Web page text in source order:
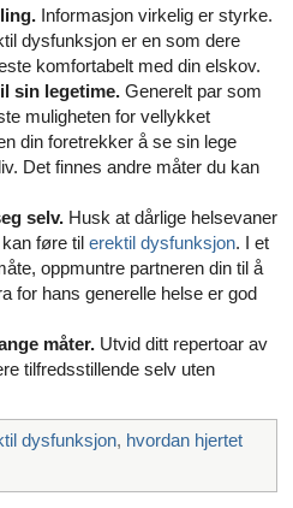
det endokrine systemet
sykdom
Informasjon virkelig er styrke.
dysfunksjon er en som dere
komfortabelt med din elskov.
sin legetime. Generelt par som
muligheten for vellykket
din foretrekker å se sin lege
Det finnes andre måter du kan
selv. Husk at dårlige helsevaner
føre til erektil dysfunksjon. I et
oppmuntre partneren din til å
for hans generelle helse er god
måter. Utvid ditt repertoar av
tilfredsstillende selv uten
dysfunksjon, hvordan hjertet